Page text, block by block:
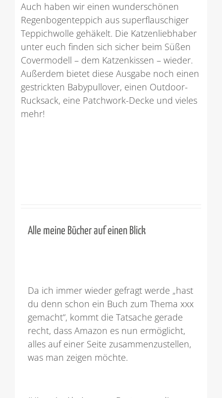
Auch haben wir einen wunderschönen
Regenbogenteppich aus superflauschiger
Teppichwolle gehäkelt. Die Katzenliebhaber
unter euch finden sich sicher beim Süßen
Covermodell – dem Katzenkissen – wieder.
Außerdem bietet diese Ausgabe noch einen
gestrickten Babypullover, einen Outdoor-
Rucksack, eine Patchwork-Decke und vieles
mehr!
Alle meine Bücher auf einen Blick
Da ich immer wieder gefragt werde „hast
du denn schon ein Buch zum Thema xxx
gemacht“, kommt die Tatsache gerade
recht, dass Amazon es nun ermöglicht,
alles auf einer Seite zusammenzustellen,
was man zeigen möchte.